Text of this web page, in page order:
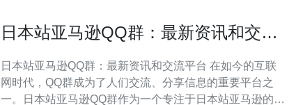
日本站亚马逊QQ群：最新资讯和交流
日本站亚马逊QQ群：最新资讯和交流平台 在如今的互联
网时代，QQ群成为了人们交流、分享信息的重要平台之
一。日本站亚马逊QQ群作为一个专注于日本站亚马逊的群